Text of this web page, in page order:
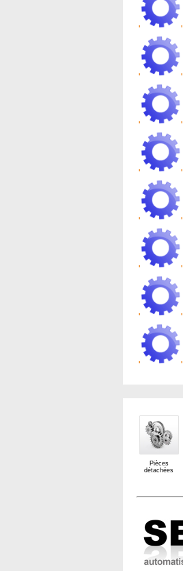
' '
' '
' '
' '
' '
' '
' '
' '
Pièces
détachées